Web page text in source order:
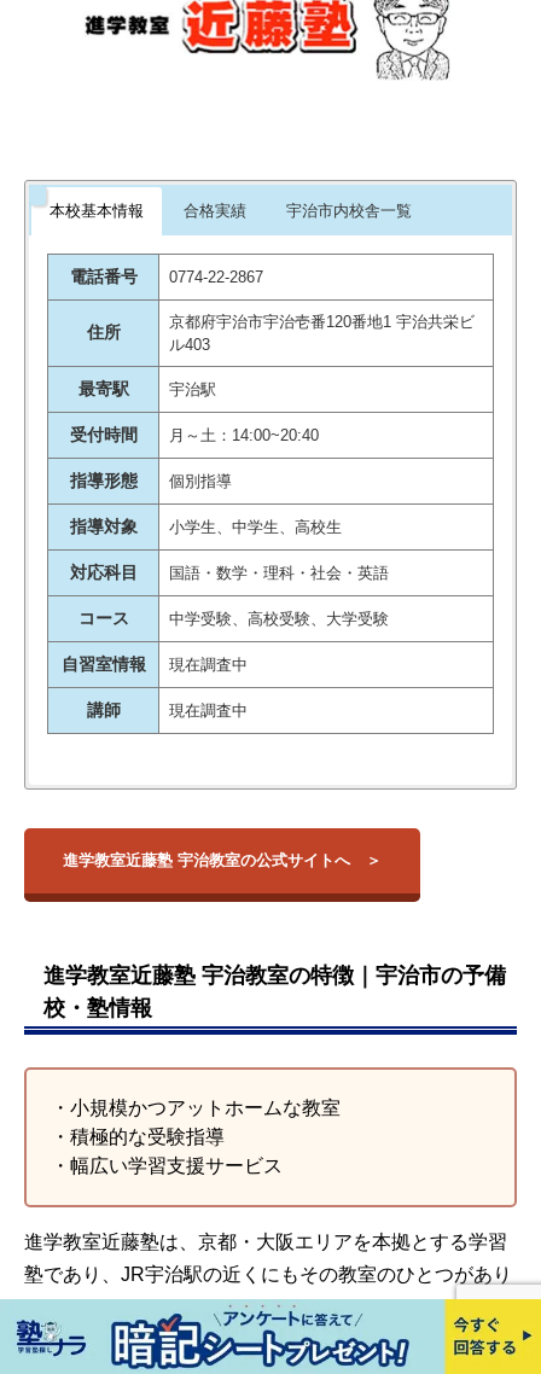
本校基本情報 合格実績 宇治市内校舎一覧
電話番号 0774-22-2867
住所
京都府宇治市宇治壱番120番地1 宇治共栄ビ
ル403
最寄駅 宇治駅
受付時間 月～土：14:00~20:40
指導形態 個別指導
指導対象 小学生、中学生、高校生
対応科目 国語・数学・理科・社会・英語
コース 中学受験、高校受験、大学受験
自習室情報 現在調査中
講師 現在調査中
早稲田大学
西京高校
紫野高校
桃山高校
同志社高校
立命館宇治高校
同志社女子高校
関西大学北陽高校
合同志社中学
同志社女子中学
同志社国際中学
立命館中学
立命館宇治中学
関西大学第一中学
関西創価中学
洛北高校附属中学
木幡教室
宇治市木幡金草24
木幡駅
ルー宇治1F
宇治教室
120勉1宇治共栄ビ
宇治駅
神明教室
宇治市新明宮西34
番地2神明ビル2F
宇治市広野超西浦
ル広野2F 201
伊勢田教室
宇治市伊勢田町南
山Uプラザ88 2-B
伊勢田駅
小倉教室
宇治市小倉町山際
3-3 1F
小倉駅
進学教室近藤塾 宇治教室の公式サイトへ
進学教室近藤塾 宇治教室の特徴｜宇治市の予備
校・塾情報
・小規模かつアットホームな教室
・積極的な受験指導
・幅広い学習支援サービス
進学教室近藤塾は、京都・大阪エリアを本拠とする学習
塾であり、JR宇治駅の近くにもその教室のひとつがあり
小学生から高校生まで幅広い生徒が通塾していますが、